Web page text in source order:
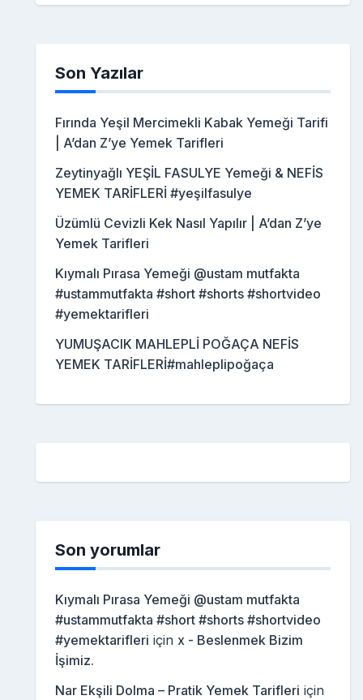
Son Yazılar
Fırında Yeşil Mercimekli Kabak Yemeği Tarifi
| A’dan Z’ye Yemek Tarifleri
Zeytinyağlı YEŞİL FASULYE Yemeği & NEFİS
YEMEK TARİFLERİ #yeşilfasulye
Üzümlü Cevizli Kek Nasıl Yapılır | A’dan Z’ye
Yemek Tarifleri
Kıymalı Pırasa Yemeği @ustam mutfakta
#ustammutfakta #short #shorts #shortvideo
#yemektarifleri
YUMUŞACIK MAHLEPLİ POĞAÇA NEFİS
YEMEK TARİFLERİ#mahleplipoğaça
Son yorumlar
Kıymalı Pırasa Yemeği @ustam mutfakta
#ustammutfakta #short #shorts #shortvideo
#yemektarifleri için x - Beslenmek Bizim
İşimiz.
Nar Ekşili Dolma – Pratik Yemek Tarifleri için